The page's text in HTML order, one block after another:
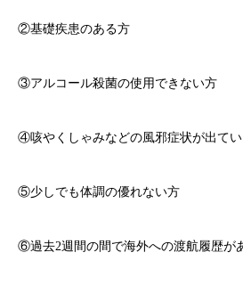
②基礎疾患のある方
③アルコール殺菌の使用できない方
④咳やくしゃみなどの風邪症状が出て
⑤少しでも体調の優れない方
⑥過去2週間の間で海外への渡航履歴が